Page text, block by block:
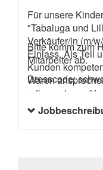
Für unsere
"Tabaluga und
Verkäufer/in (m/
Einlass. Als Teil
Kunden
Waren
reibungslosen
Kindern
bedienen. Der
ebenfalls kein
Bitte komm zum
Mitarbeiter ab.
Dresscode: